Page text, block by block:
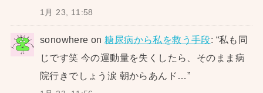
1月 23, 11:58
sonowhere on糖尿病から私を救う手段: “私も同
じです笑 今の運動量を失くしたら、そのまま病
院行きでしょう涙 朝からあんド…”